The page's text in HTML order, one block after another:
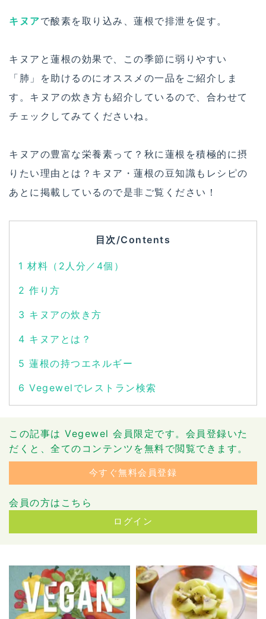
キヌアで酸素を取り込み、蓮根で排泄を促す。
キヌアと蓮根の効果で、この季節に弱りやすい
「肺」を助けるのにオススメの一品をご紹介しま
す。キヌアの炊き方も紹介しているので、合わせて
チェックしてみてくださいね。
キヌアの豊富な栄養素って？秋に蓮根を積極的に摂
りたい理由とは？キヌア・蓮根の豆知識もレシピの
あとに掲載しているので是非ご覧ください！
目次/Contents
1 材料（2人分／4個）
2 作り方
3 キヌアの炊き方
4 キヌアとは？
5 蓮根の持つエネルギー
6 Vegewelでレストラン検索
この記事は Vegewel 会員限定です。会員登録いた
だくと、全てのコンテンツを無料で閲覧できます。
今すぐ無料会員登録
会員の方はこちら
ログイン